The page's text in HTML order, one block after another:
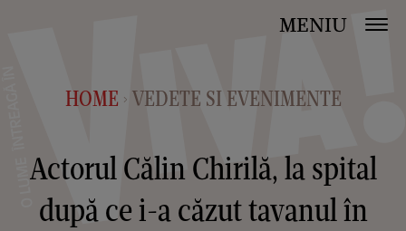
MENIU
HOME > VEDETE SI EVENIMENTE
Actorul Călin Chirilă, la spital
după ce i-a căzut tavanul în